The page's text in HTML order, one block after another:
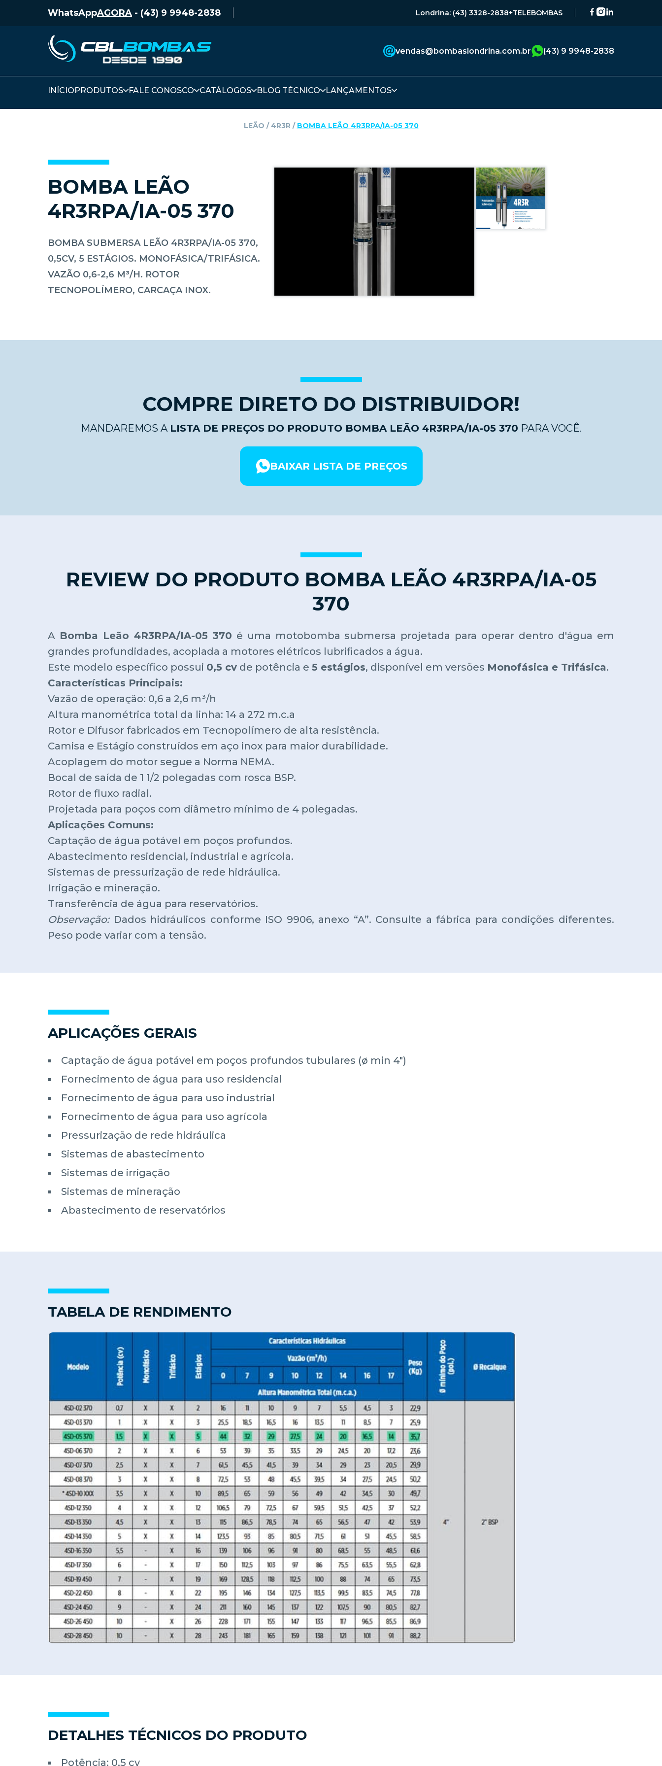
WhatsAppAGORA - (43) 9 9948-2838 Londrina: (43) 3328-2838+TELEBOMBAS
vendas@bombaslondrina.com.br (43) 9 9948-2838
INÍCIOPRODUTOS FALE CONOSCO CATÁLOGOS BLOG TÉCNICO LANÇAMENTOS
LEÃO ‎ / ‎4R3R ‎ / ‎ BOMBA LEÃO 4R3RPA/IA-05 370
BOMBA LEÃO
4R3RPA/IA-05 370
BOMBA SUBMERSA LEÃO 4R3RPA/IA-05 370,
0,5CV, 5 ESTÁGIOS. MONOFÁSICA/TRIFÁSICA.
VAZÃO 0,6-2,6 M³/H. ROTOR
TECNOPOLÍMERO, CARCAÇA INOX.
COMPRE DIRETO DO DISTRIBUIDOR!
MANDAREMOS A LISTA DE PREÇOS DO PRODUTO BOMBA LEÃO 4R3RPA/IA-05 370 PARA VOCÊ.
BAIXAR LISTA DE PREÇOS
REVIEW DO PRODUTO BOMBA LEÃO 4R3RPA/IA-05
370
A Bomba Leão 4R3RPA/IA-05 370 é uma motobomba submersa projetada para operar dentro d'água em
grandes profundidades, acoplada a motores elétricos lubrificados a água.
Este modelo específico possui 0,5 cv de potência e 5 estágios, disponível em versões Monofásica e Trifásica.
Características Principais:
Vazão de operação: 0,6 a 2,6 m³/h
Altura manométrica total da linha: 14 a 272 m.c.a
Rotor e Difusor fabricados em Tecnopolímero de alta resistência.
Camisa e Estágio construídos em aço inox para maior durabilidade.
Acoplagem do motor segue a Norma NEMA.
Bocal de saída de 1 1/2 polegadas com rosca BSP.
Rotor de fluxo radial.
Projetada para poços com diâmetro mínimo de 4 polegadas.
Aplicações Comuns:
Captação de água potável em poços profundos.
Abastecimento residencial, industrial e agrícola.
Sistemas de pressurização de rede hidráulica.
Irrigação e mineração.
Transferência de água para reservatórios.
Observação:Dados hidráulicos conforme ISO 9906, anexo “A”. Consulte a fábrica para condições diferentes.
Peso pode variar com a tensão.
APLICAÇÕES GERAIS
Captação de água potável em poços profundos tubulares (ø min 4")
Fornecimento de água para uso residencial
Fornecimento de água para uso industrial
Fornecimento de água para uso agrícola
Pressurização de rede hidráulica
Sistemas de abastecimento
Sistemas de irrigação
Sistemas de mineração
Abastecimento de reservatórios
TABELA DE RENDIMENTO
DETALHES TÉCNICOS DO PRODUTO
Potência: 0,5 cv